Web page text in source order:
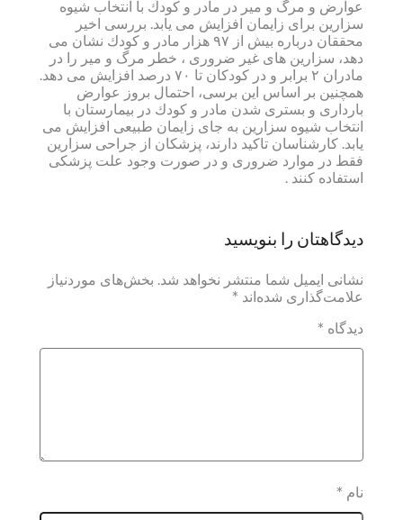
عوارض و مرگ و میر در مادر و كودك با انتخاب شیوه
سزارین برای زایمان افزایش می یابد. بررسی اخیر
محققان درباره بیش از ۹۷ هزار مادر و كودك نشان می
دهد، سزارین های غیر ضروری ، خطر مرگ و میر را در
مادران ۲ برابر و در كودكان تا ۷۰ درصد افزایش می دهد.
همچنین بر اساس این برسی، احتمال بروز عوارض
بارداری و بستری شدن مادر و كودك در بیمارستان با
انتخاب شیوه سزارین به جای زایمان طبیعی افزایش می
یابد. كارشناسان تاكید دارند، پزشكان از جراحی سزارین
فقط در موارد ضروری و در صورت وجود علت پزشكی
استفاده كنند .
دیدگاهتان را بنویسید
نشانی ایمیل شما منتشر نخواهد شد. بخش‌های موردنیاز
علامت‌گذاری شده‌اند *
دیدگاه *
نام *